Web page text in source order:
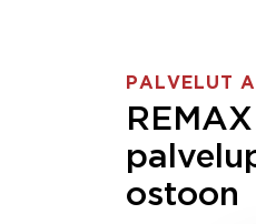
PALVELUT
ostoon